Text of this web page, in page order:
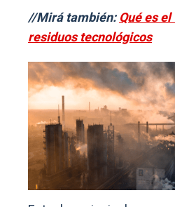
//Mirá también:Qué es
residuos tecnológicos